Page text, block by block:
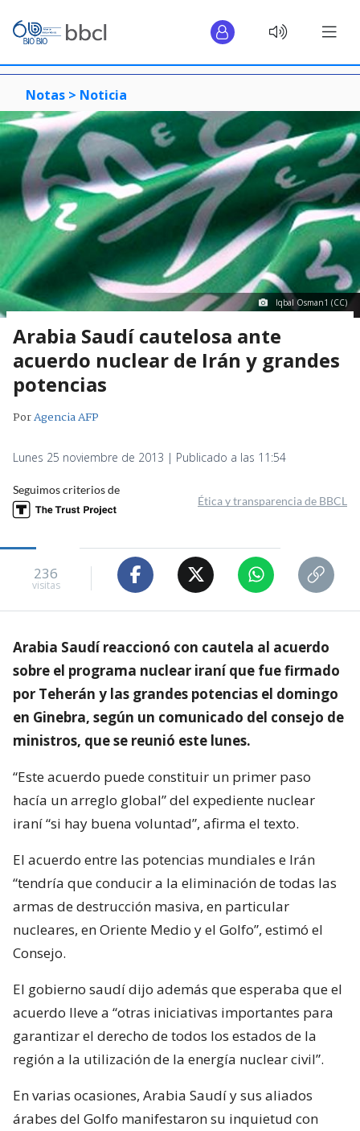
Notas > Noticia
Iqbal Osman1 (CC)
Arabia Saudí cautelosa ante
acuerdo nuclear de Irán y grandes
potencias
PorAgencia AFP
Lunes 25 noviembre de 2013 | Publicado a las 11:54
Seguimos criterios de
Ética y transparencia de BBCL
236
visitas
Arabia Saudí reaccionó con cautela al acuerdo
sobre el programa nuclear iraní que fue firmado
por Teherán y las grandes potencias el domingo
en Ginebra, según un comunicado del consejo de
ministros, que se reunió este lunes.
“Este acuerdo puede constituir un primer paso
hacía un arreglo global” del expediente nuclear
iraní “si hay buena voluntad”, afirma el texto.
El acuerdo entre las potencias mundiales e Irán
“tendría que conducir a la eliminación de todas las
armas de destrucción masiva, en particular
nucleares, en Oriente Medio y el Golfo”, estimó el
Consejo.
El gobierno saudí dijo además que esperaba que el
acuerdo lleve a “otras iniciativas importantes para
garantizar el derecho de todos los estados de la
región a la utilización de la energía nuclear civil”.
En varias ocasiones, Arabia Saudí y sus aliados
árabes del Golfo manifestaron su inquietud con